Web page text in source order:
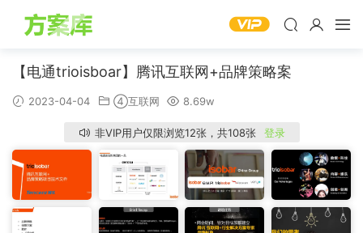
【电通trioisboar】腾讯互联网+品牌策略案
2023-04-04 ④互联网 8.69w
非VIP用户仅限浏览12张，共108张 登录